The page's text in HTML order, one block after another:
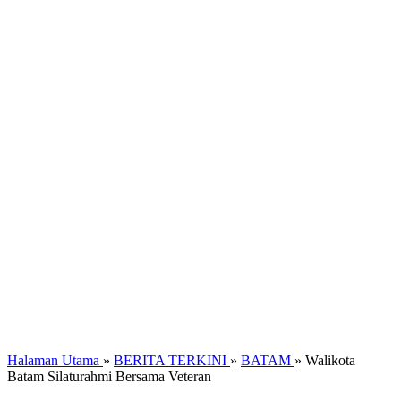
Halaman Utama » BERITA TERKINI » BATAM » Walikota
Batam Silaturahmi Bersama Veteran